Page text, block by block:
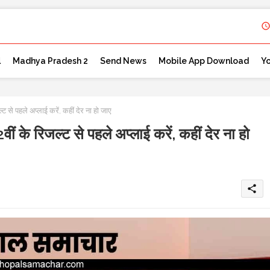
Madhya Pradesh 2 Send News Mobile App Download
पहले अप्लाई करें, कहीं देर ना हो जाए
के रिजल्ट से पहले अप्लाई करें, कहीं देर ना हो
share